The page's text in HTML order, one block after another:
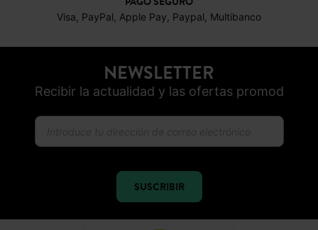
Visa, PayPal, Apple Pay, Paypal, Multibanco
NEWSLETTER
Recibir la actualidad y las ofertas promod
SUSCRIBIR